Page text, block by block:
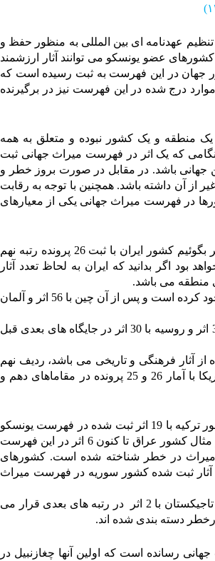
که مقر آن در شهر پاریس می باشد، از سال 1972 اقدام به تنظیم عهدنامه ای بین المللی به منظور حفظ و
عضو یونسکو می توانند آثار ارزشمند
خود را در این فهرست ثبت نمایند. تا کنون 1154 اثر از 167 کشور جهان در این فهرست به ثبت رسیده است که
و فرهنگی و 218 مورد میراث طبیعی می باشد. 39 مورد از موارد درج شده در این فهرست نیز در برگیرنده
منطقه و یک کشور نبوده و متعلق به همه
که یک اثر در فهرست میراث جهانی ثبت
باشد. در مقابل در صورت بروز خطر و
از آن داشته باشد. همچنین با توجه به رقابت
در فهرست میراث جهانی یکی از معیارهای
خوشبختانه در این مورد کشور ما وضعیت خوبی دارد. شاید برایتان جالب باشد اگر بگوئیم کشور ایران با ثبت 26 پرونده رتبه نهم
اگر بدانید که ایران به لحاظ تعدد آثار
منطقه می باشد.
در حال حاضر کشور ایتالیا با ثبت 58 اثر مقام نخست جهان در این رقابت را از آن خود کرده است و پس از آن چین با 56 اثر و آلمان
فرانسه و اسپانیا مشترکاً با ثبت 49 اثر، هند با 40 اثر، مکزیک با 35 اثر، انگلیس با 33 اثر و روسیه با 30 اثر در جایگاه های بعدی قبل
ما با ثبت 26 پرونده که شامل دو پرونده از آثار طبیعی و 24پرونده از آثار فرهنگی و تاریخی می باشد، ردیف نهم
این فهرست را به خود اختصاص داده است. پس از ایران نیز کشورهای ژآپن و آمریکا با آمار 26 و 25 پرونده در مقاماهای دهم و
نزدیکترین آمار در بین کشورهای همسایه به آمار ثبتی های ایران را می توان به کشور ترکیه با 19 اثر ثبت شده در فهرست یونسکو
اطلاق کرد. اما سایر کشورهای منطقه در این رابطه چندان فعال نبوده اند. به طور مثال کشور عراق تا کنون 6 اثر در این فهرست
به عنوان میراث در خطر شناخته شده است. کشورهای
ثبت رسانده اند که تمامی آثار ثبت شده کشور سوریه در فهرست میراث
کشور عمان با 5 اثر ثبت شده، ارمنستان، آذربایجان و ترکمنستان هر یک با 3 اثر و تاجیکستان با 2 اثر در رتبه های بعدی قرار می
دسته بندی شده اند.
و طبیعی را به ثبت جهانی رسانده است که اولین آنها چغازنبیل در